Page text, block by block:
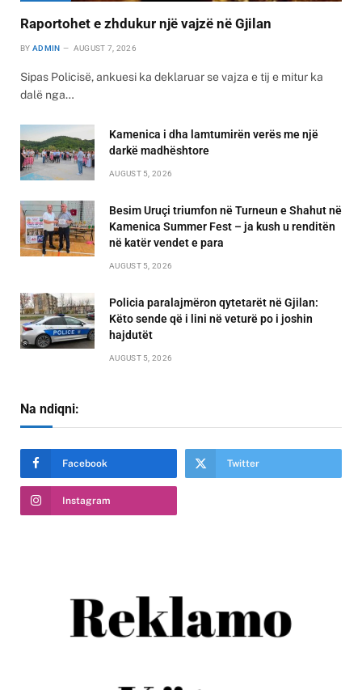
Raportohet e zhdukur një vajzë në Gjilan
BY ADMIN AUGUST 7, 2026
Sipas Policisë, ankuesi ka deklaruar se vajza e tij e mitur ka
dalë nga…
Kamenica i dha lamtumirën verës me një
darkë madhështore
AUGUST 5, 2026
Besim Uruçi triumfon në Turneun e Shahut në
Kamenica Summer Fest – ja kush u renditën
në katër vendet e para
AUGUST 5, 2026
Policia paralajmëron qytetarët në Gjilan:
Këto sende që i lini në veturë po i joshin
hajdutët
AUGUST 5, 2026
Na ndiqni:
Facebook Twitter
Instagram